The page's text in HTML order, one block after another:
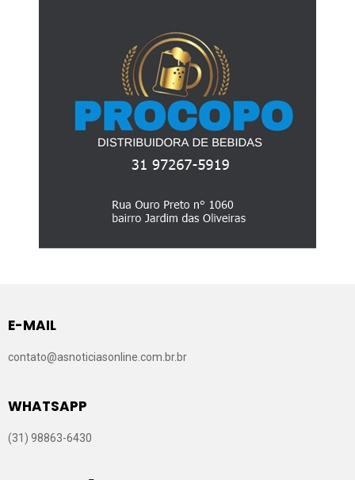
E-MAIL
contato@asnoticiasonline.com.br.br
WHATSAPP
(31) 98863-6430